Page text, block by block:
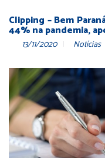
Clipping – Bem
44% na pandemia,
13/11/2020 Notícias